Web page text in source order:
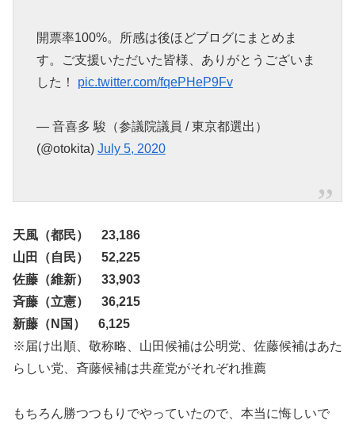
開票率100%。所感は後ほどブログにまとめま
す。ご支援いただいた皆様、ありがとうございま
した！ pic.twitter.com/fqePHeP9Fv
— 音喜多 駿（参議院議員 / 東京都選出）
(@otokita) July 5, 2020
天風（都民） 23,186
山田（自民） 52,225
佐藤（維新） 33,903
斉藤（立憲） 36,215
新藤（N国） 6,125
※届け出順、敬称略、山田候補は公明党、佐藤候補はあた
らしい党、斉藤候補は共産党がそれぞれ推薦
もちろん勝つつもりでやっていたので、本当に悔しいで